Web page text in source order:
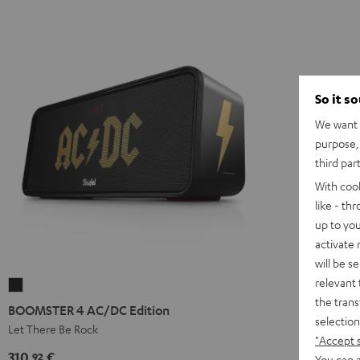
4
AC/DC
BOOMSTER 4 AC/DC Edition
Let There Be Rock
92
So it
We
third
With
like -
up to
activate
will be
relevant
the
"Accept